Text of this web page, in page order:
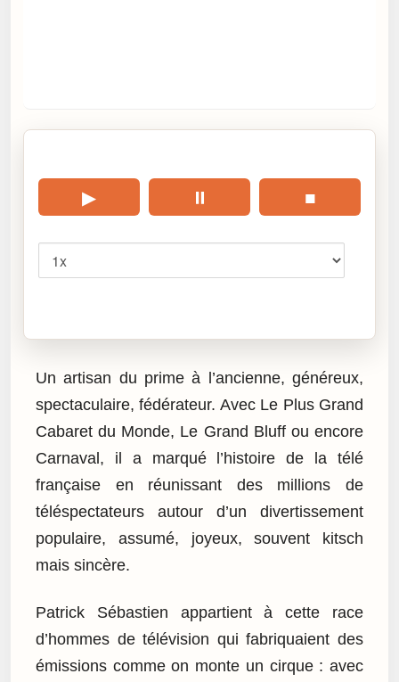
▶ ⏸ ■
Un artisan du prime à l’ancienne, généreux,
spectaculaire, fédérateur. Avec Le Plus Grand
Cabaret du Monde, Le Grand Bluff ou encore
Carnaval, il a marqué l’histoire de la télé
française en réunissant des millions de
téléspectateurs autour d’un divertissement
populaire, assumé, joyeux, souvent kitsch
mais sincère.
Patrick Sébastien appartient à cette race
d’hommes de télévision qui fabriquaient des
émissions comme on monte un cirque : avec